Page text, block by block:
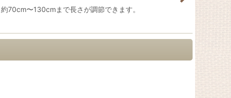
〜130cmまで長さが調節できます。